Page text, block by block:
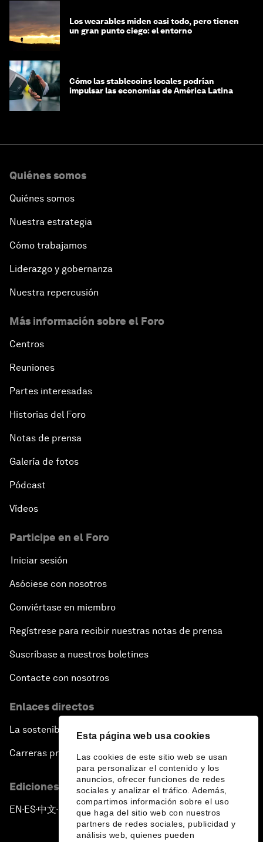
Esta página web usa cookies
Las cookies de este sitio web se usan
para personalizar el contenido y los
anuncios, ofrecer funciones de redes
sociales y analizar el tráfico. Además,
compartimos información sobre el uso
que haga del sitio web con nuestros
partners de redes sociales, publicidad y
análisis web, quienes pueden
Los wearables miden casi todo, pero tienen
un gran punto ciego: el entorno
Cómo las stablecoins locales podrían
impulsar las economías de América Latina
Quiénes somos
Quiénes somos
Nuestra estrategia
Cómo trabajamos
Liderazgo y gobernanza
Nuestra repercusión
Más información sobre el Foro
Centros
Reuniones
Partes interesadas
Historias del Foro
Notas de prensa
Galería de fotos
Pódcast
Vídeos
Participe en el Foro
Iniciar sesión
Asóciese con nosotros
Conviértase en miembro
Regístrese para recibir nuestras notas de prensa
Suscríbase a nuestros boletines
Contacte con nosotros
Enlaces directos
La sostenibilidad en el Foro
Carreras profesionales
Ediciones en otros idiomas
EN ▪ES▪中文▪ 日本語